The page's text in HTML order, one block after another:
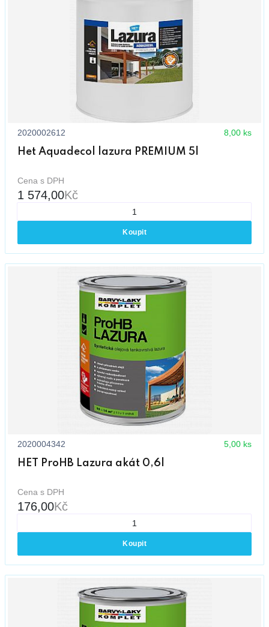
2020002612 8,00 ks
Het Aquadecol lazura PREMIUM 5l
Cena s DPH
1 574,00Kč
Koupit
2020004342 5,00 ks
HET ProHB Lazura akát 0,6l
Cena s DPH
176,00Kč
Koupit